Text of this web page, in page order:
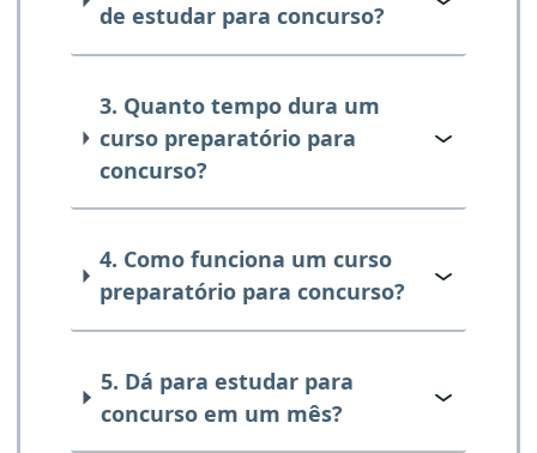
de estudar para concurso?
3. Quanto tempo dura um
curso preparatório para
concurso?
4. Como funciona um curso
preparatório para concurso?
5. Dá para estudar para
concurso em um mês?